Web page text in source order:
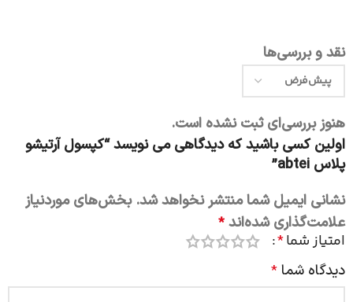
نقد و بررسی‌ها
هنوز بررسی‌ای ثبت نشده است.
اولین کسی باشید که دیدگاهی می نویسد “کپسول آرتیشو
پلاس abtei”
نشانی ایمیل شما منتشر نخواهد شد. بخش‌های موردنیاز
علامت‌گذاری شده‌اند *
امتیاز شما*
دیدگاه شما *